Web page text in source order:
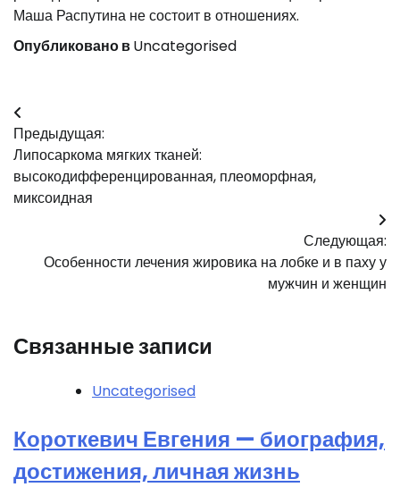
Маша Распутина не состоит в отношениях.
Опубликовано вUncategorised
Навигация
по
записям
Предыдущая:
Липосаркома мягких тканей:
высокодифференцированная, плеоморфная,
миксоидная
Следующая:
Особенности лечения жировика на лобке и в паху у
мужчин и женщин
Связанные записи
Uncategorised
Короткевич Евгения — биография,
достижения, личная жизнь